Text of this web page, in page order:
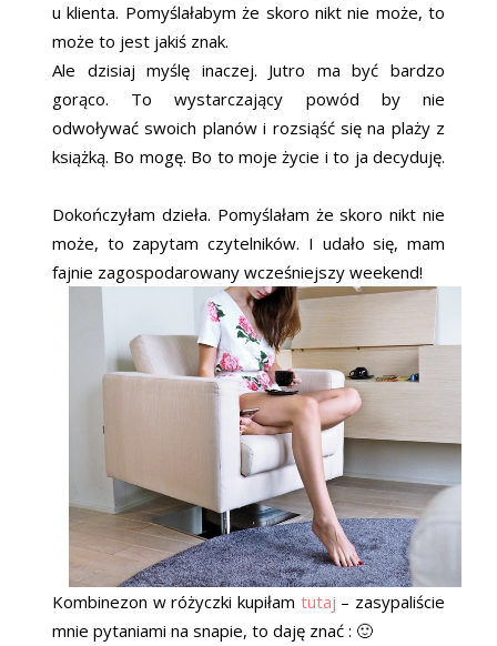
u klienta. Pomyślałabym że skoro nikt nie może, to
może to jest jakiś znak.
Ale dzisiaj myślę inaczej. Jutro ma być bardzo
gorąco. To wystarczający powód by nie
odwoływać swoich planów i rozsiąść się na plaży z
książką. Bo mogę. Bo to moje życie i to ja decyduję.
Dokończyłam dzieła. Pomyślałam że skoro nikt nie
może, to zapytam czytelników. I udało się, mam
fajnie zagospodarowany wcześniejszy weekend!
Kombinezon w różyczki kupiłam tutaj – zasypaliście
mnie pytaniami na snapie, to daję znać : 🙂